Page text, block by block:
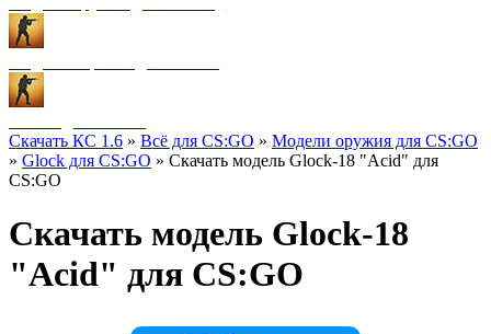
Скачать КС 1.6 » Всё для CS:GO » Модели оружия для CS:GO
» Glock для CS:GO » Скачать модель Glock-18 "Acid" для
CS:GO
Скачать модель Glock-18
"Acid" для CS:GO